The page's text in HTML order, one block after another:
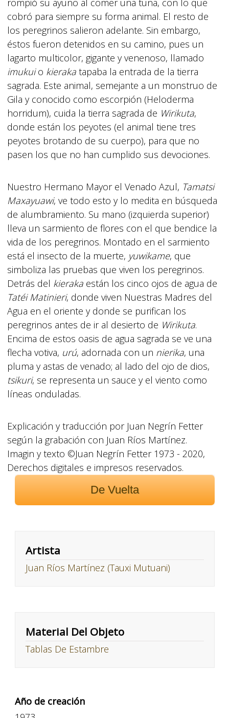
cobró para siempre su forma animal. El resto de
los peregrinos salieron adelante. Sin embargo,
éstos fueron detenidos en su camino, pues un
lagarto multicolor, gigante y venenoso, llamado
imukuio kierakatapaba la entrada de la tierra
sagrada. Este animal, semejante a un monstruo de
Gila y conocido como escorpión (Heloderma
horridum), cuida la tierra sagrada de Wirikuta,
donde están los peyotes (el animal tiene tres
peyotes brotando de su cuerpo), para que no
pasen los que no han cumplido sus devociones.
Nuestro Hermano Mayor el Venado Azul, Tamatsi
Maxayuawi, ve todo esto y lo medita en búsqueda
de alumbramiento. Su mano (izquierda superior)
lleva un sarmiento de flores con el que bendice la
vida de los peregrinos. Montado en el sarmiento
está el insecto de la muerte, yuwikame, que
simboliza las pruebas que viven los peregrinos.
Detrás del kierakaestán los cinco ojos de agua de
Tatéi Matinieri, donde viven Nuestras Madres del
Agua en el oriente y donde se purifican los
peregrinos antes de ir al desierto de Wirikuta.
Encima de estos oasis de agua sagrada se ve una
flecha votiva, urú, adornada con un nierika, una
pluma y astas de venado; al lado del ojo de dios,
tsikuri, se representa un sauce y el viento como
líneas onduladas.
Explicación y traducción por Juan Negrín Fetter
según la grabación con Juan Ríos Martínez.
Imagin y texto ©Juan Negrín Fetter 1973 - 2020,
Derechos digitales e impresos reservados.
De Vuelta
Artista
Juan Ríos Martínez (Tauxi Mutuani)
Material Del Objeto
Tablas De Estambre
Año de creación